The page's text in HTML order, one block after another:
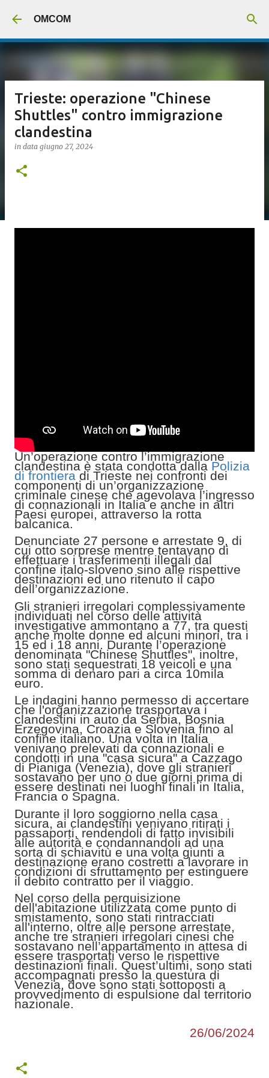
OMCOM
Trieste: operazione "Chinese
Shuttles" contro immigrazione
clandestina
in data giugno 27, 2024
Un’operazione contro l’immigrazione
clandestina è stata condotta dalla Polizia
di frontiera di Trieste nei confronti dei
componenti di un’organizzazione
criminale cinese che agevolava l’ingresso
di connazionali in Italia e anche in altri
Paesi europei, attraverso la rotta
balcanica.
Denunciate 27 persone e arrestate 9, di
cui otto sorprese mentre tentavano di
effettuare i trasferimenti illegali dal
confine italo-sloveno sino alle rispettive
destinazioni ed uno ritenuto il capo
dell’organizzazione.
Gli stranieri irregolari complessivamente
individuati nel corso delle attività
investigative ammontano a 77, tra questi
anche molte donne ed alcuni minori, tra i
15 ed i 18 anni. Durante l’operazione
denominata "Chinese Shuttles", inoltre,
sono stati sequestrati 18 veicoli e una
somma di denaro pari a circa 10mila
euro.
Le indagini hanno permesso di accertare
che l'organizzazione trasportava i
clandestini in auto da Serbia, Bosnia
Erzegovina, Croazia e Slovenia fino al
confine italiano. Una volta in Italia
venivano prelevati da connazionali e
condotti in una "casa sicura" a Cazzago
di Pianiga (Venezia), dove gli stranieri
sostavano per uno o due giorni prima di
essere destinati nei luoghi finali in Italia,
Francia o Spagna.
Durante il loro soggiorno nella casa
sicura, ai clandestini venivano ritirati i
passaporti, rendendoli di fatto invisibili
alle autorità e condannandoli ad una
sorta di schiavitù e una volta giunti a
destinazione erano costretti a lavorare in
condizioni di sfruttamento per estinguere
il debito contratto per il viaggio.
Nel corso della perquisizione
dell'abitazione utilizzata come punto di
smistamento, sono stati rintracciati
all'interno, oltre alle persone arrestate,
anche tre stranieri irregolari cinesi che
sostavano nell’appartamento in attesa di
essere trasportati verso le rispettive
destinazioni finali. Quest’ultimi, sono stati
accompagnati presso la questura di
Venezia, dove sono stati sottoposti a
provvedimento di espulsione dal territorio
nazionale.
26/06/2024